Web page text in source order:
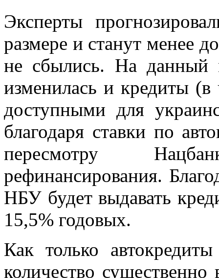
Эксперты
размере и станут менее
не сбылись. На данный
изменилась и кредиты (в
доступными для
благодаря ставки по
пересмотру
рефинансирования.
НБУ будет выдавать
15,5% годовых.
Как только
количество